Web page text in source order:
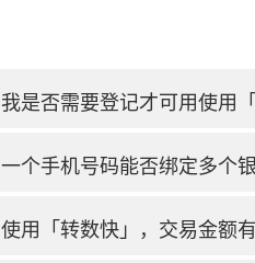
我是否需要登记才可用使用
一个手机号码能否绑定多个
使用「转数快」，交易金额